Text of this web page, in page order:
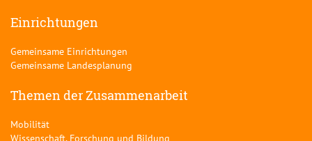
Einrichtungen
Gemeinsame Einrichtungen
Gemeinsame Landesplanung
Themen der Zusammenarbeit
Mobilität
Wissenschaft, Forschung und Bildung